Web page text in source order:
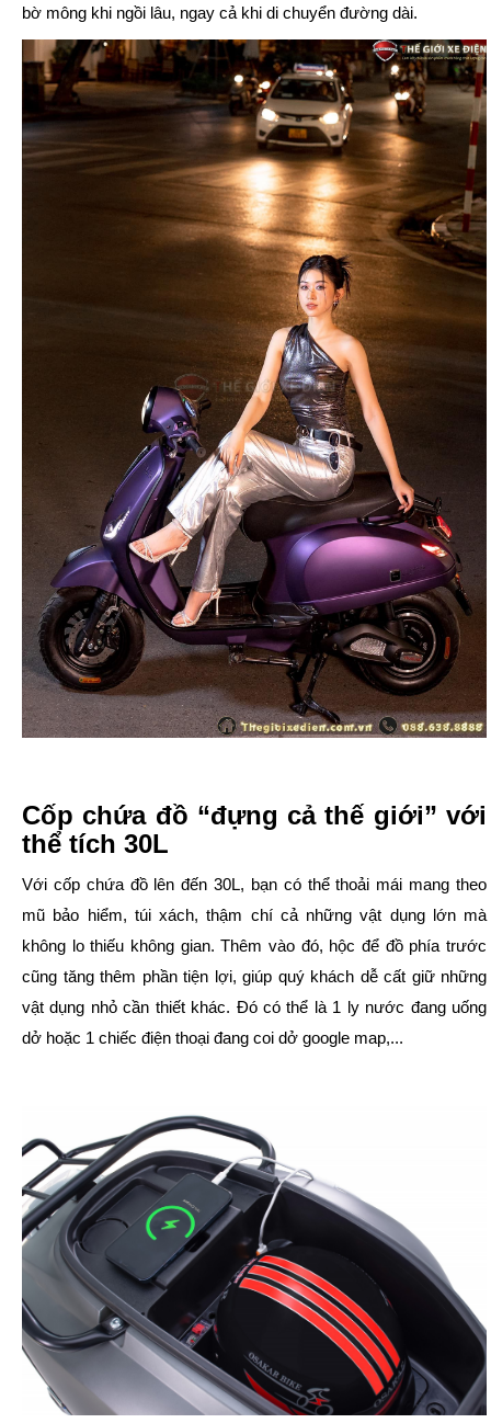
bờ mông khi ngồi lâu, ngay cả khi di chuyển đường dài.
Cốp chứa đồ “đựng cả thế giới” với
thể tích 30L
Với cốp chứa đồ lên đến 30L, bạn có thể thoải mái mang theo
mũ bảo hiểm, túi xách, thậm chí cả những vật dụng lớn mà
không lo thiếu không gian. Thêm vào đó, hộc để đồ phía trước
cũng tăng thêm phần tiện lợi, giúp quý khách dễ cất giữ những
vật dụng nhỏ cần thiết khác. Đó có thể là 1 ly nước đang uống
dở hoặc 1 chiếc điện thoại đang coi dở google map,...